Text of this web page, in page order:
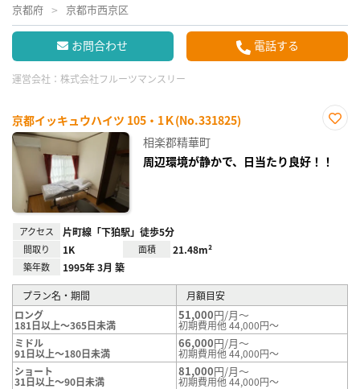
京都府 京都市西京区
お問合わせ 電話する
運営会社： 株式会社フルーツマンスリー
京都イッキュウハイツ 105・1Ｋ(No.331825)
り登
録
相楽郡精華町
周辺環境が静かで、日当たり良好！！
アクセス 片町線「下狛駅」徒歩5分
間取り 1K 面積 21.48m²
築年数 1995年 3月 築
プラン名・期間
月額目安
ロング
181日以上～365日未満
51,000円/月～
初期費用他 44,000円～
ミドル
91日以上～180日未満
66,000円/月～
初期費用他 44,000円～
ショート
31日以上～90日未満
81,000円/月～
初期費用他 44,000円～